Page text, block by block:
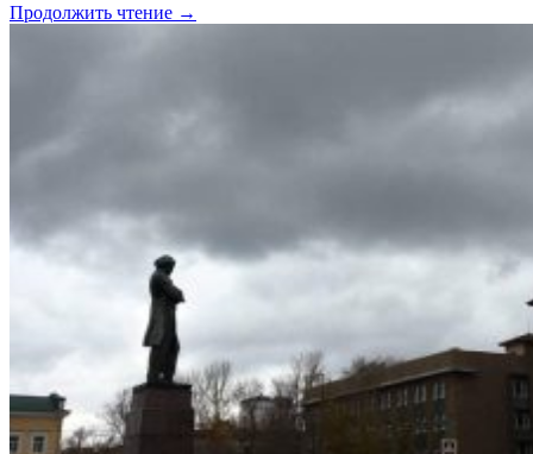
Продолжить чтение →